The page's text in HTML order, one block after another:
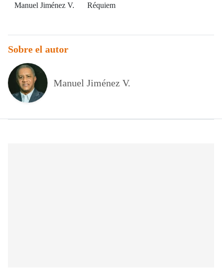
Manuel Jiménez V. Réquiem
Sobre el autor
Manuel Jiménez V.